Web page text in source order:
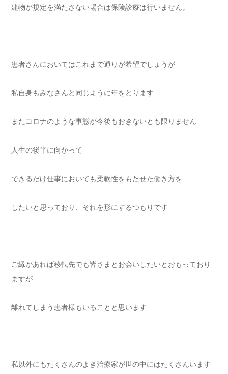
建物が規定を満たさない場合は保険診療は行いません。
患者さんにおいてはこれまで通りが希望でしょうが
私自身もみなさんと同じように年をとります
またコロナのような事態が今後もおきないとも限りません
人生の後半に向かって
できるだけ仕事においても柔軟性をもたせた働き方を
したいと思っており、それを形にするつもりです
ご縁があれば移転先でも皆さまとお会いしたいとおもっており
ますが
離れてしまう患者様もいることと思います
私以外にもたくさんのよき治療家が世の中にはたくさんいます